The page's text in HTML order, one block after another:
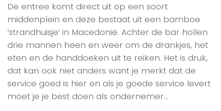
De entree komt direct uit op een soort
middenplein en deze bestaat uit een bamboe
‘strandhuisje’ in Macedonië. Achter de bar hollen
drie mannen heen en weer om de drankjes, het
eten en de handdoeken uit te reiken. Het is druk,
dat kan ook niet anders want je merkt dat de
service goed is hier en als je goede service levert
moet je je best doen als ondernemer…